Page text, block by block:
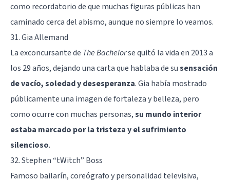
como recordatorio de que muchas figuras públicas han
caminado cerca del abismo, aunque no siempre lo veamos.
31. Gia Allemand
La exconcursante de The Bachelorse quitó la vida en 2013 a
los 29 años, dejando una carta que hablaba de susensación
de vacío, soledad y desesperanza. Gia había mostrado
públicamente una imagen de fortaleza y belleza, pero
como ocurre con muchas personas,su mundo interior
estaba marcado por la tristeza y el sufrimiento
silencioso.
32. Stephen “tWitch” Boss
Famoso bailarín, coreógrafo y personalidad televisiva,